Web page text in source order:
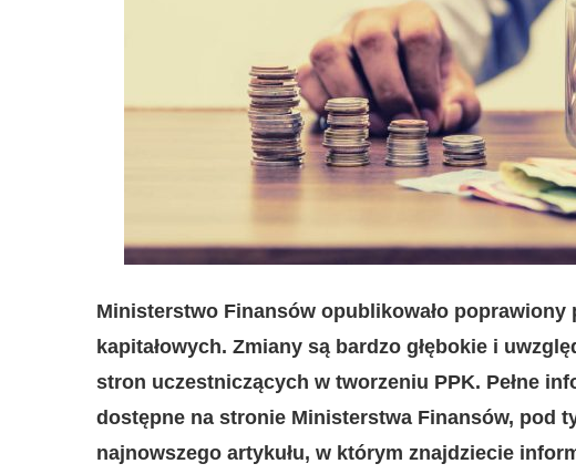
Ministerstwo Finansów opublikowało
kapitałowych. Zmiany są bardzo głębokie i
stron uczestniczących w tworzeniu PPK. Pełne
dostępne na stronie Ministerstwa Finansów, pod
najnowszego artykułu, w którym znajdziecie